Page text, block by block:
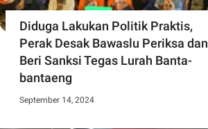
Diduga Lakukan Politik Praktis,
Perak Desak Bawaslu Periksa dan
Beri Sanksi Tegas Lurah Banta-
bantaeng
September 14, 2024